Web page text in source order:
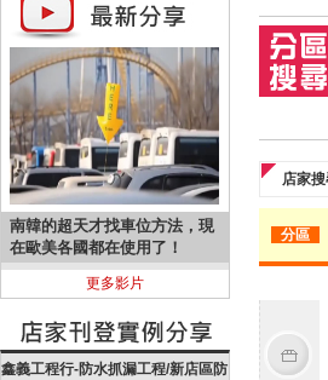
南韓的超天才找車位方法，現
在歐美各國都在使用了！
更多影片
鑫義工程行-防水抓漏工程/新店區防
店家搜
分區